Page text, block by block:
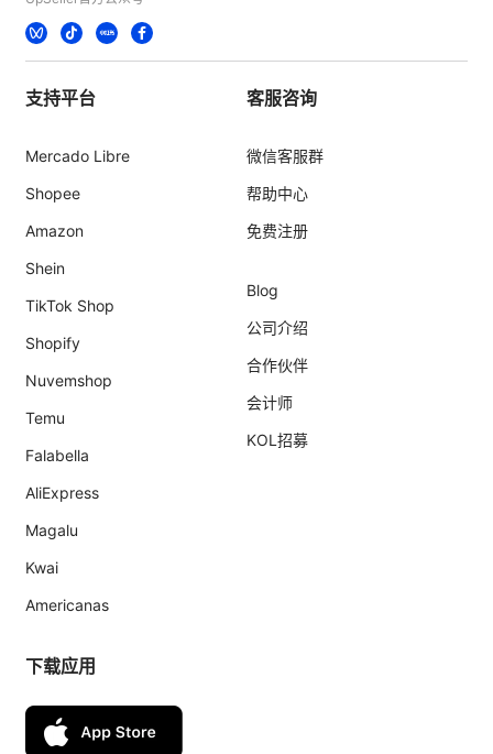
支持平台
Mercado Libre
Shopee
Amazon
Shein
TikTok Shop
Shopify
Nuvemshop
Temu
Falabella
AliExpress
Magalu
Kwai
Americanas
客服咨询
微信客服群
帮助中心
免费注册
Blog
公司介绍
合作伙伴
会计师
KOL招募
下载应用